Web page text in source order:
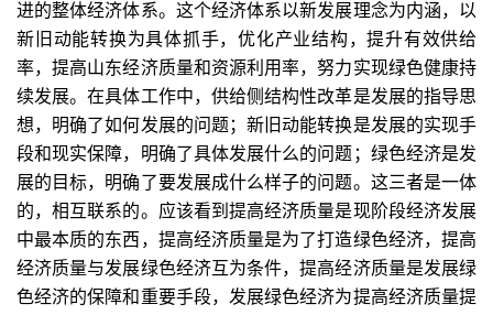
进的整体经济体系。这个经济体系以新发展理念为内涵，以
新旧动能转换为具体抓手，优化产业结构，提升有效供给
率，提高山东经济质量和资源利用率，努力实现绿色健康持
续发展。在具体工作中，供给侧结构性改革是发展的指导思
想，明确了如何发展的问题；新旧动能转换是发展的实现手
段和现实保障，明确了具体发展什么的问题；绿色经济是发
展的目标，明确了要发展成什么样子的问题。这三者是一体
的，相互联系的。应该看到提高经济质量是现阶段经济发展
中最本质的东西，提高经济质量是为了打造绿色经济，提高
经济质量与发展绿色经济互为条件，提高经济质量是发展绿
色经济的保障和重要手段，发展绿色经济为提高经济质量提